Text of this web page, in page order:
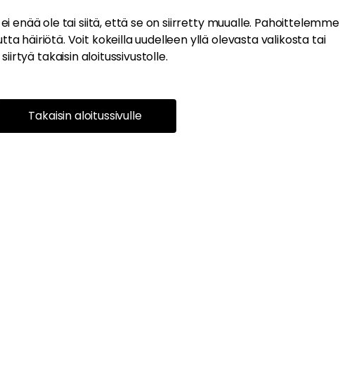
enää ole tai siitä, että se on siirretty muualle. Pahoittelemme
häiriötä. Voit kokeilla uudelleen yllä olevasta valikosta tai
siirtyä takaisin aloitussivustolle.
Takaisin aloitussivulle